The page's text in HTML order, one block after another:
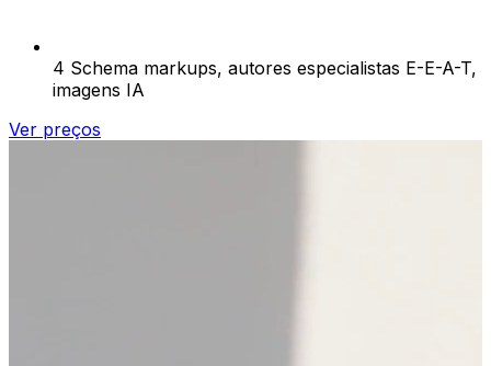
4 Schema markups, autores especialistas E-E-A-T,
imagens IA
Ver preços